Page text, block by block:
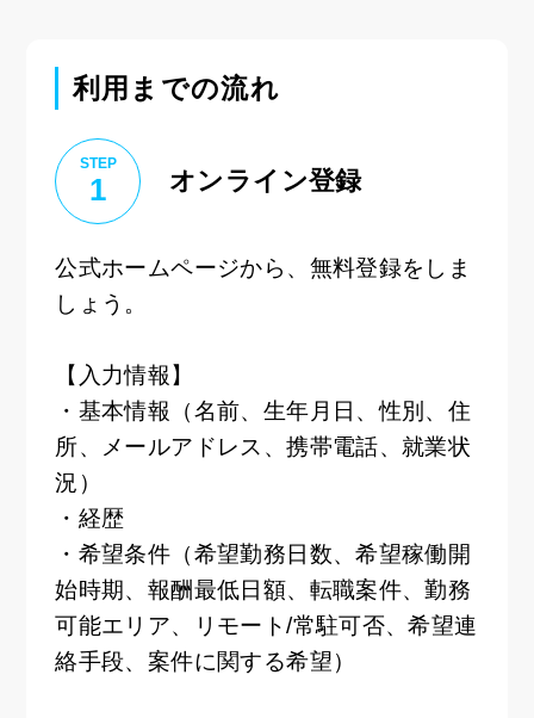
利用までの流れ
STEP
1 オンライン登録
公式ホームページから、無料登録をしま
しょう。
【入力情報】
・基本情報（名前、生年月日、性別、住
所、メールアドレス、携帯電話、就業状
況）
・経歴
・希望条件（希望勤務日数、希望稼働開
始時期、報酬最低日額、転職案件、勤務
可能エリア、リモート/常駐可否、希望連
絡手段、案件に関する希望）